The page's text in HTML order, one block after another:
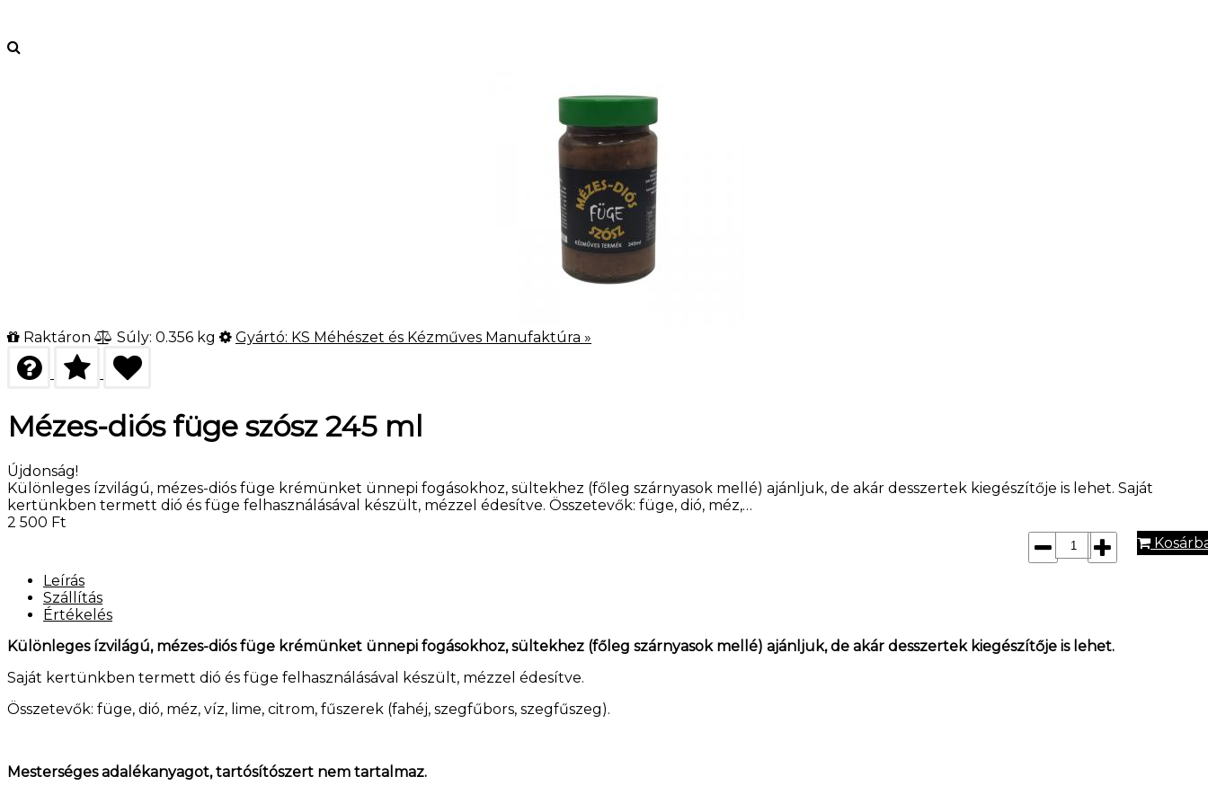
Raktáron Súly: 0.356 kg Gyártó: KS Méhészet és Kézműves Manufaktúra »
Mézes-diós füge szósz 245 ml
Újdonság!
Különleges ízvilágú, mézes-diós füge krémünket ünnepi fogásokhoz, sültekhez (főleg szárnyasok mellé) ajánljuk, de akár desszertek kiegészítője is lehet. Saját
kertünkben termett dió és füge felhasználásával készült, mézzel édesítve. Összetevők: füge, dió, méz,…
2 500 Ft
Leírás
Szállítás
Értékelés
Különleges ízvilágú, mézes-diós füge krémünket ünnepi fogásokhoz, sültekhez (főleg szárnyasok mellé) ajánljuk, de akár desszertek kiegészítője is lehet.
Saját kertünkben termett dió és füge felhasználásával készült, mézzel édesítve.
Összetevők: füge, dió, méz, víz, lime, citrom, fűszerek (fahéj, szegfűbors, szegfűszeg).
Mesterséges adalékanyagot, tartósítószert nem tartalmaz.